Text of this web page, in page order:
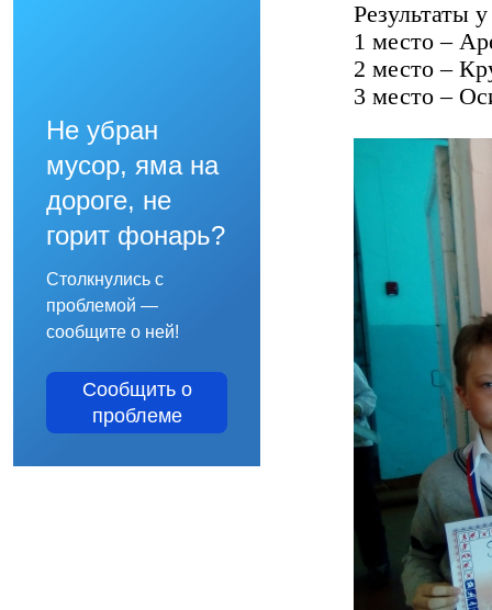
Не убран
мусор, яма на
дороге, не
горит фонарь?
Столкнулись с
проблемой —
сообщите о ней!
Сообщить о
проблеме
Результаты
1 место –
2 место –
3 место –